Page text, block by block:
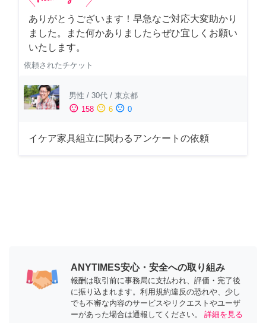
ありがとうございます！早急なご対応大変助かり
ました。また何かありましたらぜひ宜しくお願い
いたします。
依頼されたチケット
男性 / 30代 / 東京都
sentiment_satisfied 158 sentiment_neutral 6 sentiment_dissatisfied 0
イケア家具組立に関わるアンケートの依頼
ANYTIMES安心・安全への取り組み
報酬は取引前に事務局に支払われ、評価・完了後
に振り込まれます。利用規約違反の恐れや、少し
でも不審な内容のサービスやリクエストやユーザ
ーがあった場合は通報してください。
詳細を見る